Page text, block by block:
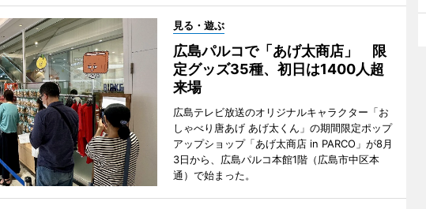
見る・遊ぶ
広島パルコで「あげ太商店」 限
定グッズ35種、初日は1400人超
来場
広島テレビ放送のオリジナルキャラクター「お
しゃべり唐あげ あげ太くん」の期間限定ポップ
アップショップ「あげ太商店 in PARCO」が8月
3日から、広島パルコ本館1階（広島市中区本
通）で始まった。